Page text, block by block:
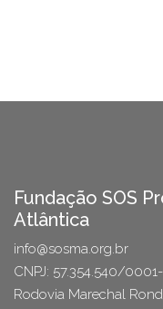
Fundação SOS
Atlântica
info@sosma.org.br
CNPJ: 57.354.540/
Rodovia Marechal